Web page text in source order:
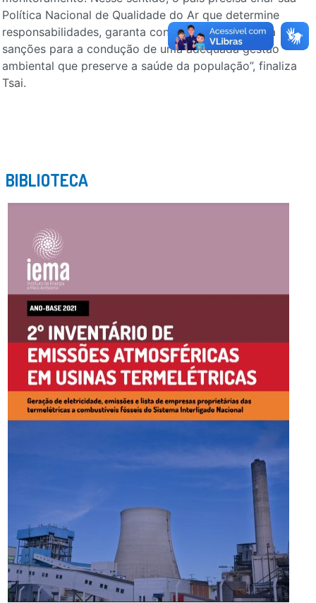
Política Nacional de Qualidade do Ar que determine
responsabilidades, garanta condições e estabeleça
sanções para a condução de uma adequada gestão
ambiental que preserve a saúde da população”, finaliza
Tsai.
BIBLIOTECA